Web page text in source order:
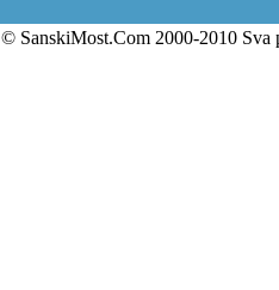
© SanskiMost.Com 2000-2010